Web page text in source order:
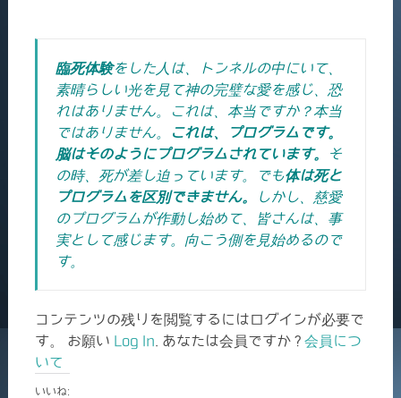
臨死体験をした人は、トンネルの中にいて、
素晴らしい光を見て神の完璧な愛を感じ、恐
れはありません。これは、本当ですか？本当
ではありません。
これは、プログラムです。
脳はそのようにプログラムされています。
そ
の時、死が差し迫っています。でも体は死と
プログラムを区別できません。
しかし、慈愛
のプログラムが作動し始めて、皆さんは、事
実として感じます。向こう側を見始めるので
す。
コンテンツの残りを閲覧するにはログインが必要で
す。 お願い Log In . あなたは会員ですか ? 会員につ
いて
いいね: